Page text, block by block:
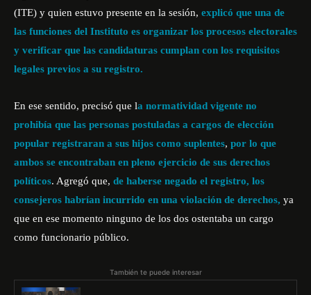
(ITE) y quien estuvo presente en la sesión, explicó que una de
las funciones del Instituto es organizar los procesos electorales
y verificar que las candidaturas cumplan con los requisitos
legales previos a su registro.
En ese sentido, precisó que la normatividad vigente no
prohibía que las personas postuladas a cargos de elección
popular registraran a sus hijos como suplentes, por lo que
ambos se encontraban en pleno ejercicio de sus derechos
políticos. Agregó que, de haberse negado el registro, los
consejeros habrían incurrido en una violación de derechos, ya
que en ese momento ninguno de los dos ostentaba un cargo
como funcionario público.
También te puede interesar